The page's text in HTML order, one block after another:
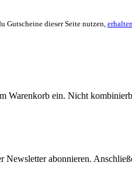
Gutscheine dieser Seite nutzen,
Warenkorb ein. Nicht
abonnieren.